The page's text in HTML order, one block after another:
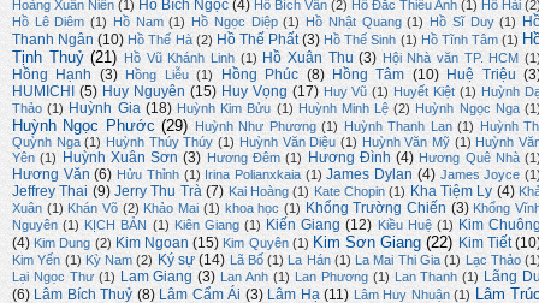
Hoàng Xuân Niên (1) Hồ Bích Ngọc (4) Hồ Bích Vân (2) Hồ Đắc Thiếu Anh (1) Hồ Hải
Hồ Lê Diêm (1) Hồ Nam (1) Hồ Ngọc Diệp (1) Hồ Nhật Quang (1) Hồ Sĩ Duy (1)
Thanh Ngân (10) Hồ Thế Hà (2) Hồ Thế Phất (3) Hồ Thế Sinh (1) Hồ Tĩnh Tâm (1)
Tịnh Thuỷ (21) Hồ Vũ Khánh Linh (1) Hồ Xuân Thu (3) Hội Nhà văn TP. HCM
Hồng Hạnh (3) Hồng Liễu (1) Hồng Phúc (8) Hồng Tâm (10) Huệ Triệu
HUMICHI
(5) Huy Nguyên (15) Huy Vọng (17) Huy Vũ (1) Huyết Kiệt (1) Huỳnh
Thảo (1) Huỳnh Gia (18) Huỳnh Kim Bửu (1) Huỳnh Minh Lệ (2) Huỳnh Ngọc Nga
Huỳnh Ngọc Phước (29) Huỳnh Như Phương (1) Huỳnh Thanh Lan (1)
Huỳnh
Quỳnh Nga (1) Huỳnh Thúy Thúy (1) Huỳnh Văn Diệu (1) Huỳnh Văn Mỹ (1) Huỳnh
Yên (1) Huỳnh Xuân Sơn (3) Hương Đêm (1) Hương Đình (4) Hương Quê Nhà
Hương Văn (6) Hửu Thỉnh (1) Irina Polianxkaia (1) James Dylan (4) James Joyce
Jeffrey Thai (9) Jerry Thu Trà (7) Kai Hoàng (1) Kate Chopin (1) Kha Tiệm Ly (4)
Xuân (1) Khán Võ (2) Khảo Mai (1) khoa học (1) Khổng Trường Chiến (3) Khổng
Nguyên (1) KỊCH BẢN (1) Kiên Giang (1) Kiến Giang (12) Kiều Huệ (1) Kim
(4) Kim Dung (2) Kim Ngoan (15) Kim Quyên (1) Kim Sơn Giang (22) Kim Tiết
Kim Yến (1) Kỳ Nam (2) Ký sự (14) Lã Bố (1) La Hán (1) La Mai Thi Gia (1) Lạc Thảo
Lại Ngọc Thư (1) Lam Giang (3) Lan Anh (1) Lan Phương (1) Lan Thanh (1) Lãng
(6) Lâm Bích Thuỷ (8) Lâm Cẩm Ái (3) Lâm Hạ (11) Lâm Huy Nhuận (1) Lâm